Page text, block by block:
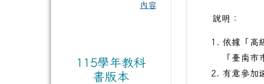
內容
115學年教科
書版本
說明：
依據「高
「臺南市
有意參加